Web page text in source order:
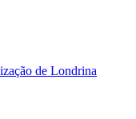
de Londrina